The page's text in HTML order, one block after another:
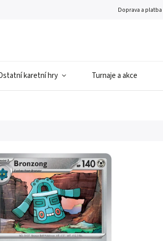
Doprava a platba
karetní hry Turnaje a akce